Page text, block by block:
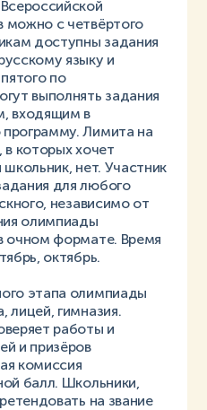
можно с четвёртого
доступны задания
языку и
по
выполнять задания
входящим в
Лимита на
которых хочет
нет. Участник
для любого
независимо от
олимпиады
очном формате. Время
октябрь.
этапа олимпиады
гимназия.
работы и
и призёров
комиссия
балл. Школьники,
на звание